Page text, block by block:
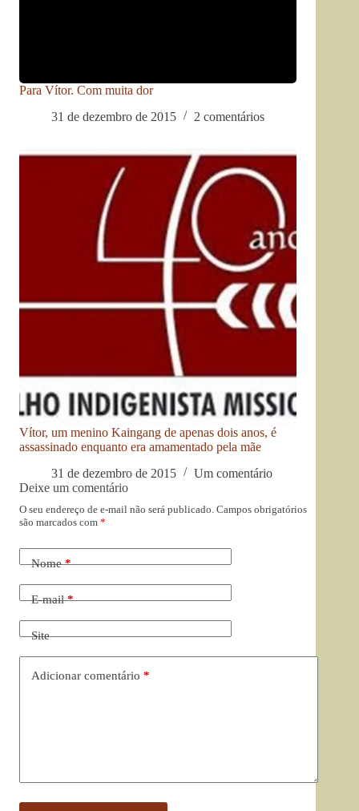
Para Vítor. Com muita dor
31 de dezembro de 2015
2 comentários
Vítor, um menino Kaingang de apenas dois anos, é
assassinado enquanto era amamentado pela mãe
31 de dezembro de 2015
Um comentário
Deixe um comentário
O seu endereço de e-mail não será publicado. Campos obrigatórios
são marcados com *
Nome*
E-mail*
Site
Adicionar comentário *